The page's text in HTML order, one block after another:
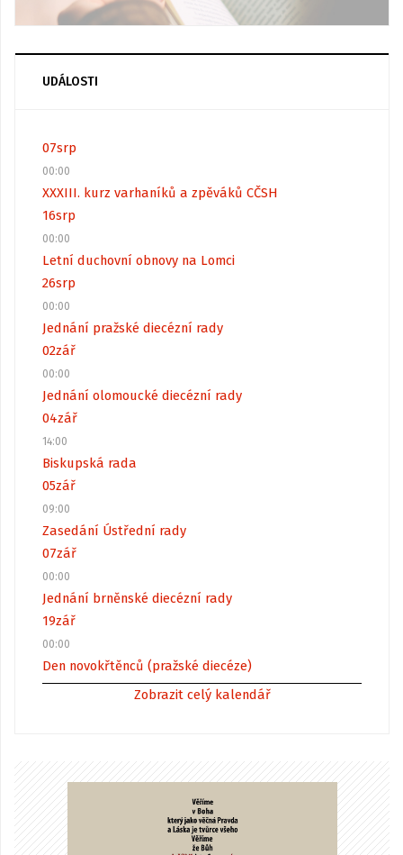
UDÁLOSTI
07srp
00:00
XXXIII. kurz varhaníků a zpěváků CČSH
16srp
00:00
Letní duchovní obnovy na Lomci
26srp
00:00
Jednání pražské diecézní rady
02zář
00:00
Jednání olomoucké diecézní rady
04zář
14:00
Biskupská rada
05zář
09:00
Zasedání Ústřední rady
07zář
00:00
Jednání brněnské diecézní rady
19zář
00:00
Den novokřtěnců (pražské diecéze)
Zobrazit celý kalendář